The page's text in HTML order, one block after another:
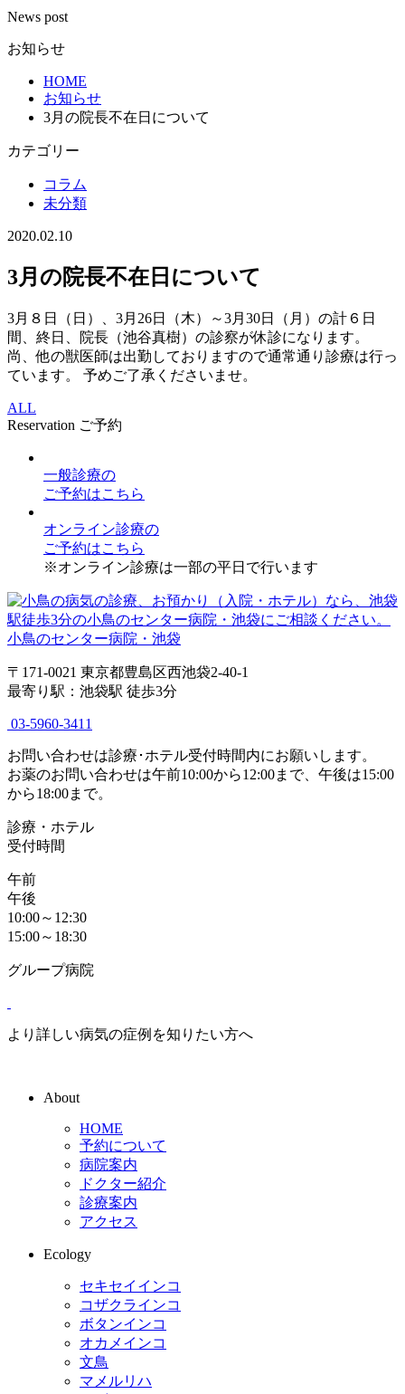
News post
お知らせ
HOME
お知らせ
3月の院長不在日について
カテゴリー
コラム
未分類
2020.02.10
3月の院長不在日について
3月８日（日）、3月26日（木）～3月30日（月）の計６日
間、終日、院長（池谷真樹）の診察が休診になります。
尚、他の獣医師は出勤しておりますので通常通り診療は行っ
ています。 予めご了承くださいませ。
ALL
Reservation ご予約
一般診療の
ご予約はこちら
オンライン診療の
ご予約はこちら
※オンライン診療は一部の平日で行います
小鳥のセンター病院・池袋
〒171-0021 東京都豊島区西池袋2-40-1
最寄り駅：池袋駅 徒歩3分
03-5960-3411
お問い合わせは診療･ホテル受付時間内にお願いします。
お薬のお問い合わせは午前10:00から12:00まで、午後は15:00
から18:00まで。
診療・ホテル
受付時間
午前
午後
10:00～12:30
15:00～18:30
グループ病院
より詳しい病気の症例を知りたい方へ
About
HOME
予約について
病院案内
ドクター紹介
診療案内
アクセス
Ecology
セキセイインコ
コザクラインコ
ボタンインコ
オカメインコ
文鳥
マメルリハ